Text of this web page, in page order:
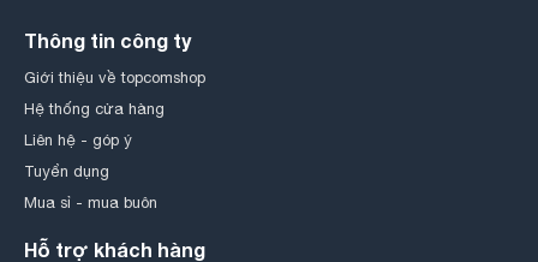
Thông tin công ty
Giới thiệu về topcomshop
Hệ thống cửa hàng
Liên hệ - góp ý
Tuyển dụng
Mua sỉ - mua buôn
Hỗ trợ khách hàng